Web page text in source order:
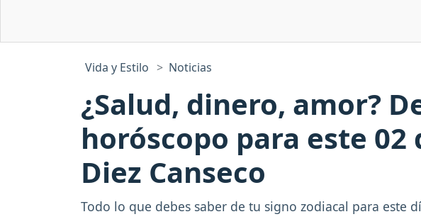
Vida y Estilo Noticias
¿Salud, dinero, amor?
horóscopo para este 02
Diez Canseco
Todo lo que debes saber de tu signo zodiacal para este